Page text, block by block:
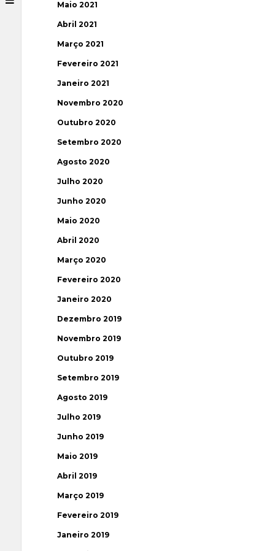
Maio 2021
Abril 2021
Março 2021
Fevereiro 2021
Janeiro 2021
Novembro 2020
Outubro 2020
Setembro 2020
Agosto 2020
Julho 2020
Junho 2020
Maio 2020
Abril 2020
Março 2020
Fevereiro 2020
Janeiro 2020
Dezembro 2019
Novembro 2019
Outubro 2019
Setembro 2019
Agosto 2019
Julho 2019
Junho 2019
Maio 2019
Abril 2019
Março 2019
Fevereiro 2019
Janeiro 2019